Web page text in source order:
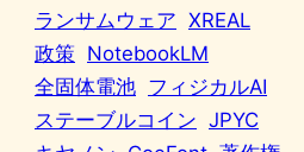
ランサムウェア XREAL
政策 NotebookLM
全固体電池 フィジカルAI
ステーブルコイン JPYC